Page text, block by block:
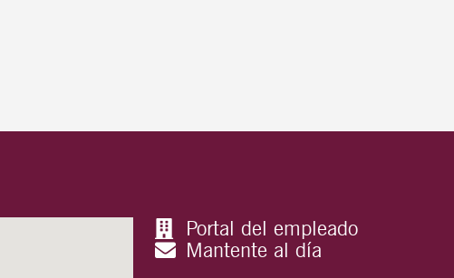
Portal del empleado
Mantente al día